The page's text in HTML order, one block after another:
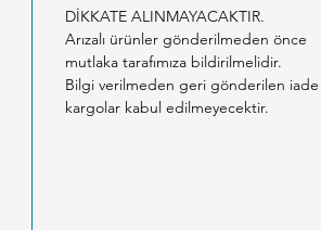
DİKKATE ALINMAYACAKTIR.
Arızalı ürünler gönderilmeden önce
mutlaka tarafımıza bildirilmelidir.
Bilgi verilmeden geri gönderilen iade
kargolar kabul edilmeyecektir.